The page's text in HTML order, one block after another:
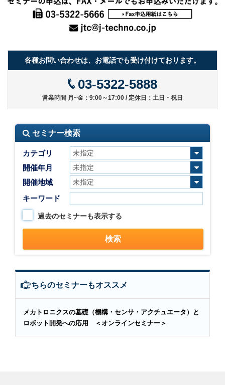
各種お問い合わせは、お電話でも受け付けております。
03-5322-5888
営業時間 月~金：9:00～17:00 / 定休日：土日・祝日
セミナー検索
カテゴリ
開催年月
開催地域
キーワード
過去のセミナーも表示する
こちらのセミナーもオススメ
メカトロニクスの基礎（機構・センサ・アクチュエータ）と
ロボット開発への応用 ＜オンラインセミナー＞